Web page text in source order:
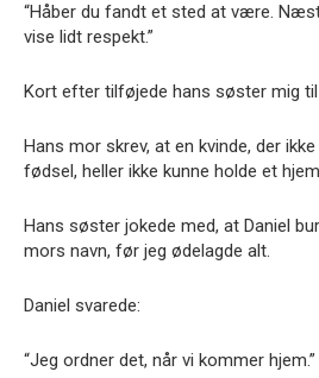
“Håber du fandt et sted at være.
vise lidt respekt.”
Kort efter tilføjede hans søster mig
Hans mor skrev, at en kvinde, der
fødsel, heller ikke kunne holde et
Hans søster jokede med, at Daniel
mors navn, før jeg ødelagde alt.
Daniel svarede:
“Jeg ordner det, når vi kommer hjem.”